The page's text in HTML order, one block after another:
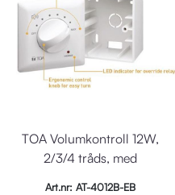
TOA Volumkontroll 12W,
2/3/4 tråds, med
Art.nr: AT-4012B-EB